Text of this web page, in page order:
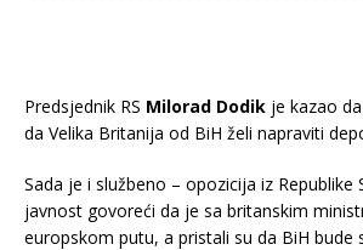
Predsjednik RS Milorad Dodik je kazao
da Velika Britanija od BiH želi napraviti
Sada je i službeno – opozicija iz Republike
javnost govoreći da je sa britanskim
europskom putu, a pristali su da BiH bude